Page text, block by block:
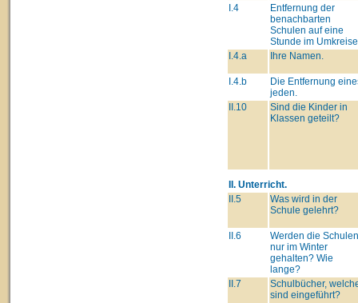
I.4
Entfernung der
benachbarten
Schulen auf eine
Stunde im
I.4.a
Ihre Namen.
I.4.b
Die Entfernung
jeden.
II.10
Sind die Kinder in
Klassen geteilt?
II. Unterricht.
II.5
Was wird in der
Schule gelehrt?
II.6
Werden die Schulen
nur im Winter
gehalten? Wie
lange?
II.7
Schulbücher,
sind eingeführt?